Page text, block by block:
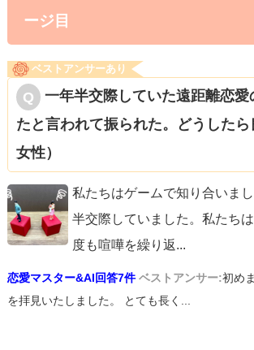
ージ目
ベストアンサーあり
一年半交際していた遠距離恋愛
たと言われて振られた。どうしたら
女性）
私たちはゲームで知り合いま
半交際していました。私たち
度も喧嘩を繰り返...
恋愛マスター&AI回答7件 ベストアンサー:初め
を拝見いたしました。 とても長く...